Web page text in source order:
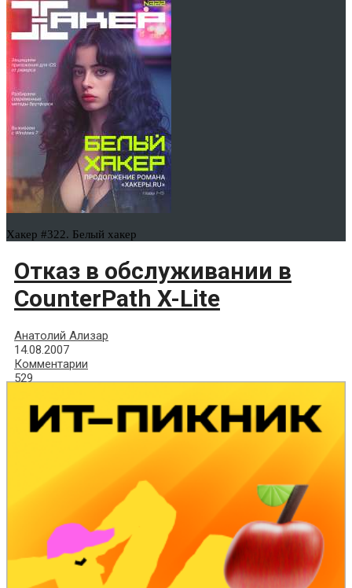
Хакер #322. Белый хакер
Отказ в обслуживании в
CounterPath X-Lite
Анатолий Ализар
14.08.2007
Комментарии
529